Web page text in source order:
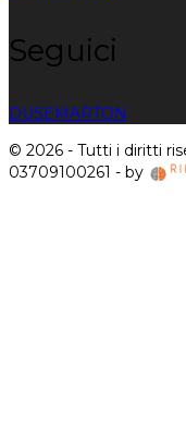
Seguici
DUSEMARTON
© 2026 - Tutti i diritti
03709100261 - by